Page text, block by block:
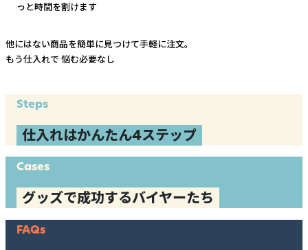
っと時間を割けます
他にはない商品を簡単に見つけて手軽に注文。
もう仕入れで 悩む必要なし
Steps
仕入れはかんたん4ステップ
Cases
グッズで成功するバイヤーたち
FAQs